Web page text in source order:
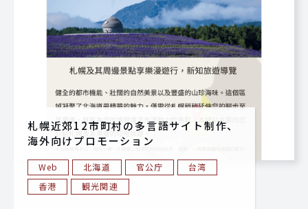
札幌近郊12市町村の多言語サイト制作、
海外向けプロモーション
Web 北海道 官公庁
台湾
香港
観光関連